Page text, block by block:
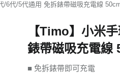
/6代/5代通用 免拆錶帶磁吸充電線
【Timo】小米
錶帶磁吸充電線
■ 免拆錶帶即可充電